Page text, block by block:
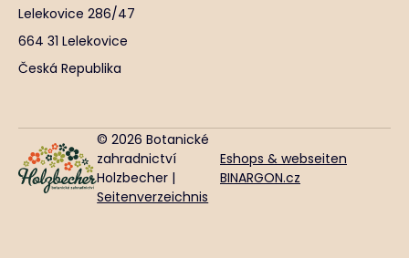
Lelekovice 286/47
664 31 Lelekovice
Česká Republika
© 2026 Botanické
zahradnictví
Holzbecher |
Seitenverzeichnis
Eshops & webseiten
BINARGON.cz